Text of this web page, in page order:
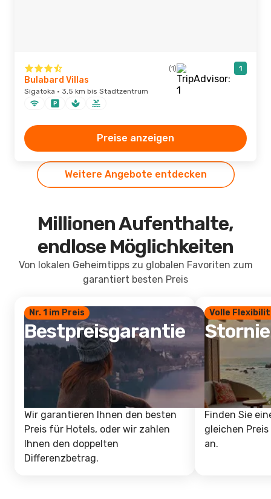
(1) 1
Bulabard Villas
Sigatoka · 3,5 km bis Stadtzentrum
Preise anzeigen
Weitere Angebote entdecken
Millionen Aufenthalte,
endlose Möglichkeiten
Von lokalen Geheimtipps zu globalen Favoriten zum
garantiert besten Preis
Nr. 1 im Preis
Bestpreisgarantie
Wir garantieren Ihnen den besten
Preis für Hotels, oder wir zahlen
Ihnen den doppelten
Differenzbetrag.
Volle
Finden Sie
gleichen
an.